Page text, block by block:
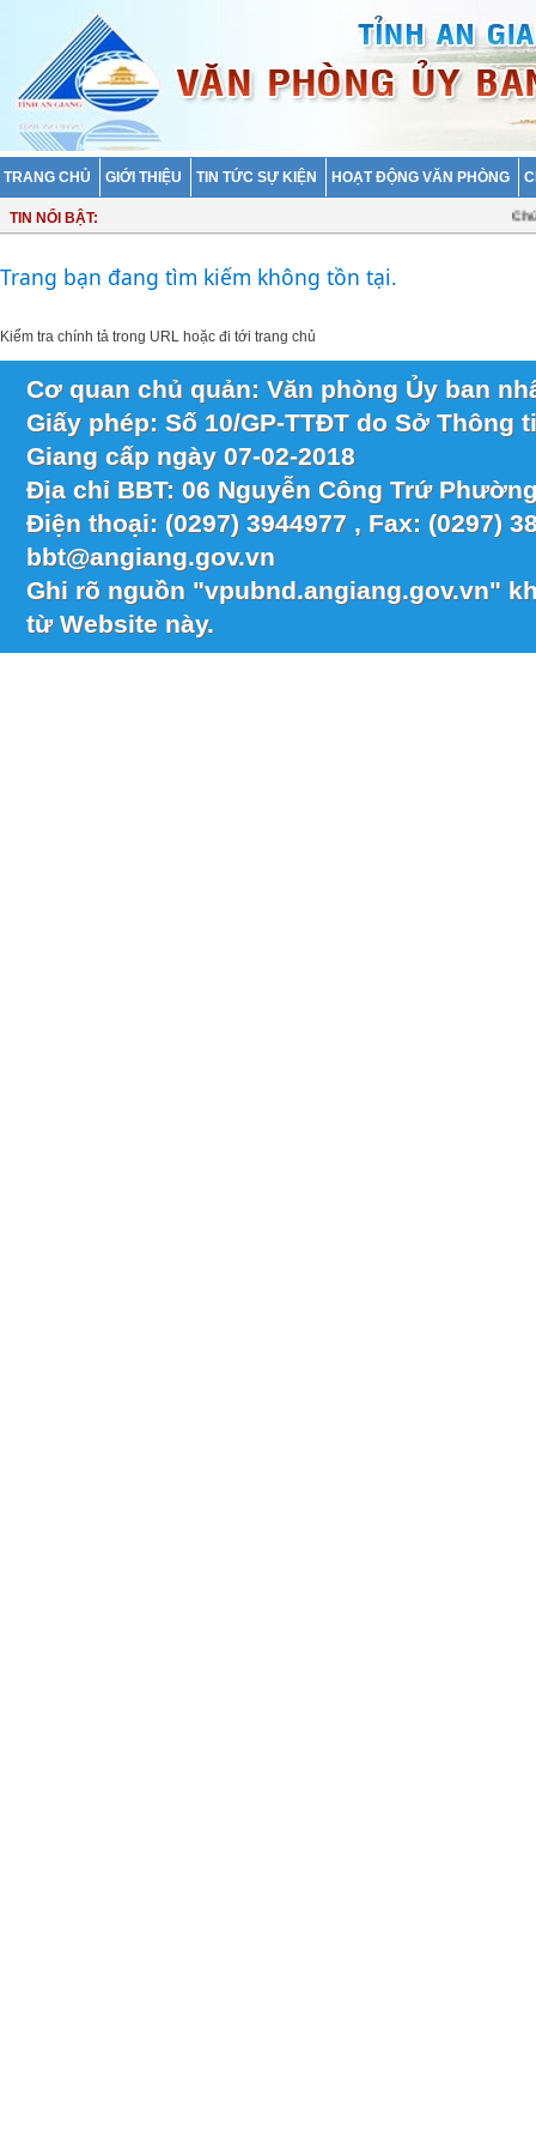
TRANG CHỦ GIỚI THIỆU TIN TỨC SỰ KIỆN HOẠT ĐỘNG VĂN PHÒNG
TIN NỔI BẬT:
Trang bạn đang tìm kiếm không tồn tại.
Kiểm tra chính tả trong URL hoặc đi tới trang chủ
Cơ quan chủ quản: Văn phòng Ủy ban
Giấy phép: Số 10/GP-TTĐT do Sở Thông
Giang cấp ngày 07-02-2018
Địa chỉ BBT: 06 Nguyễn Công Trứ
Điện thoại: (0297) 3944977 , Fax: (0297)
bbt@angiang.gov.vn
Ghi rõ nguồn "vpubnd.angiang.gov.vn"
từ Website này.